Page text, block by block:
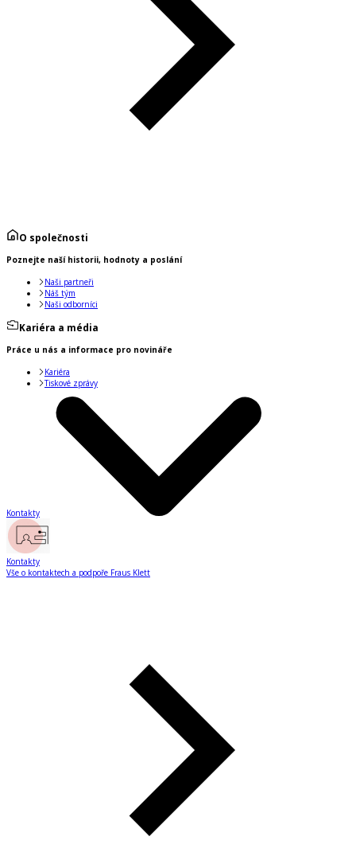
O společnosti
Poznejte naší historii, hodnoty a poslání
Naši partneři
Náš tým
Naši odborníci
Kariéra a média
Práce u nás a informace pro novináře
Kariéra
Tiskové zprávy
Kontakty
Kontakty
Vše o kontaktech a podpoře Fraus Klett